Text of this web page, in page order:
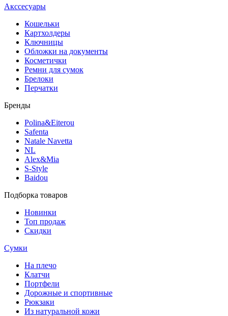
Акссесуары
Кошельки
Картхолдеры
Ключницы
Обложки на документы
Косметички
Ремни для сумок
Брелоки
Перчатки
Бренды
Polina&Eiterou
Safenta
Natale Navetta
NL
Alex&Mia
S-Style
Baidou
Подборка товаров
Новинки
Топ продаж
Скидки
Сумки
На плечо
Клатчи
Портфели
Дорожные и спортивные
Рюкзаки
Из натуральной кожи